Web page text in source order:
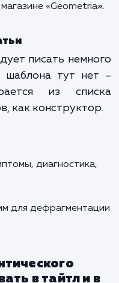
отличаться.
не существует,
– купить в
раз указываете на